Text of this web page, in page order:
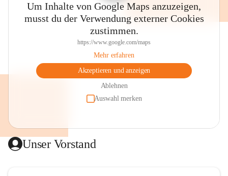
Um Inhalte von Google Maps anzuzeigen,
musst du der Verwendung externer Cookies
zustimmen.
https://www.google.com/maps
Mehr erfahren
Akzeptieren und anzeigen
Ablehnen
Auswahl merken
Unser Vorstand